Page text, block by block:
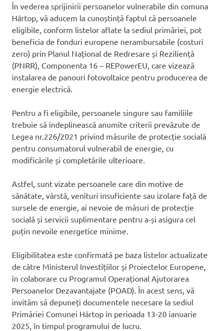
În vederea sprijinirii persoanelor vulnerabile din comuna
Hârtop, vă aducem la cunoștință faptul că persoanele
eligibile, conform listelor aflate la sediul primăriei, pot
beneficia de fonduri europene nerambursabile (costuri
zero) prin Planul Național de Redresare și Reziliență
(PNRR), Componenta 16 – REPowerEU, care vizează
instalarea de panouri fotovoltaice pentru producerea de
energie electrică.
Pentru a fi eligibile, persoanele singure sau familiile
trebuie să îndeplinească anumite criterii prevăzute de
Legea nr.226/2021 privind măsurile de protecție socială
pentru consumatorul vulnerabil de energie, cu
modificările și completările ulterioare.
Astfel, sunt vizate persoanele care din motive de
sănătate, vârstă, venituri insuficiente sau izolare față de
sursele de energie, ai nevoie de măsuri de protecție
socială și servicii suplimentare pentru a-și asigura cel
puțin nevoile energetice minime.
Eligibilitatea este confirmată pe baza listelor actualizate
de către Ministerul Investițiilor și Proiectelor Europene,
în colaborare cu Programul Operațional Ajutorarea
Persoanelor Dezavantajate (POAD). În acest sens, vă
invităm să depuneți documentele necesare la sediul
Primăriei Comunei Hârtop în perioada 13-20 ianuarie
2025, în timpul programului de lucru.